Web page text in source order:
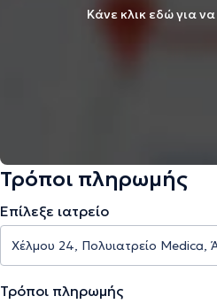
Κάνε κλικ εδώ για
Τρόποι πληρωμής
Επίλεξε ιατρείο
Τρόποι πληρωμής